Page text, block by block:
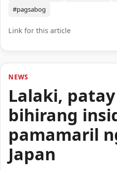
#pagsabog
Link for this article
NEWS
Lalaki, patay
bihirang
pamamaril
Japan